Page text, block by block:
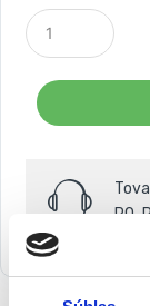
P
o
č
PO-